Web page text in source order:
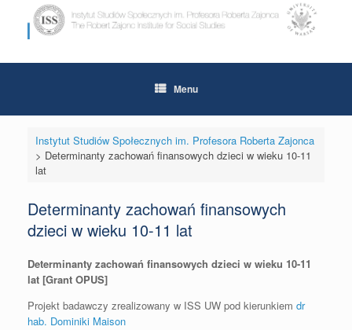
content
Menu
Instytut Studiów Społecznych im. Profesora Roberta Zajonca
> Determinanty zachowań finansowych dzieci w wieku 10-11
lat
Determinanty zachowań finansowych
dzieci w wieku 10-11 lat
Determinanty zachowań finansowych dzieci w wieku 10-11
lat [Grant OPUS]
Projekt badawczy zrealizowany w ISS UW pod kierunkiem dr
hab. Dominiki Maison